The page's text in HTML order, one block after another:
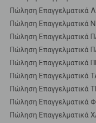
Πώληση Επαγγελματικά
Πώληση
Πώληση Επαγγελματικά
Πώληση Επαγγελματικά
Πώληση Επαγγελματικά
Πώληση Επαγγελματικά
Πώληση Επαγγελματικά
Πώληση Επαγγελματικά
Πώληση Επαγγελματικά